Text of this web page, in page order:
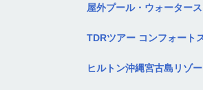
屋外プール・ウォーター
TDRツアー コンフォート
ヒルトン沖縄宮古島リゾ